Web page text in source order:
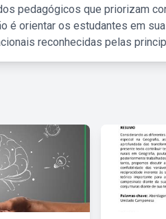
pedagógicos que priorizam
é orientar os estudantes em
reconhecidas pelas